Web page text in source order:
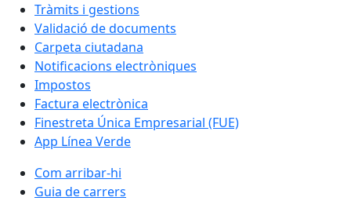
Tràmits i gestions
Validació de documents
Carpeta ciutadana
Notificacions electròniques
Impostos
Factura electrònica
Finestreta Única Empresarial (FUE)
App Línea Verde
Com arribar-hi
Guia de carrers